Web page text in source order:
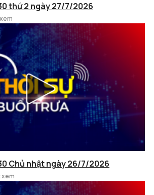
thứ 2 ngày 27/7/2026
Chủ nhật ngày 26/7/2026
xem